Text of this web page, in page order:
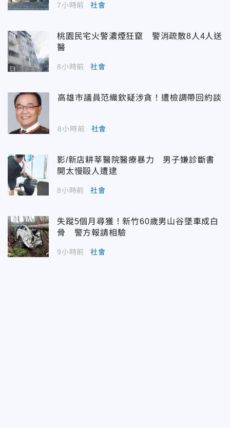
7小時前 社會
桃園民宅火警濃煙狂竄 警消疏散8人4人送
醫
8小時前 社會
高雄市議員范織欽疑涉貪！遭檢調帶回約談
8小時前 社會
影/新店耕莘醫院醫療暴力 男子嫌診斷書
開太慢毆人遭逮
8小時前 社會
失蹤5個月尋獲！新竹60歲男山谷墜車成白
骨 警方報請相驗
9小時前 社會